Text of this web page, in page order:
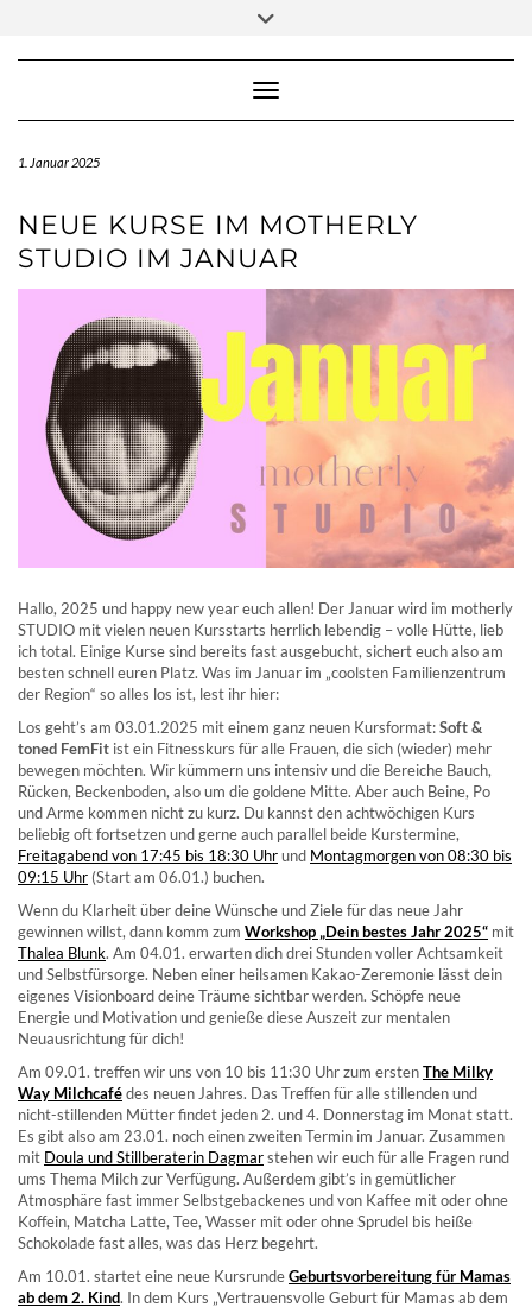
Toggle Navigation
1. Januar 2025
NEUE KURSE IM MOTHERLY
STUDIO IM JANUAR
Hallo, 2025 und happy new year euch allen! Der Januar wird im motherly
STUDIO mit vielen neuen Kursstarts herrlich lebendig – volle Hütte, lieb
ich total. Einige Kurse sind bereits fast ausgebucht, sichert euch also am
besten schnell euren Platz. Was im Januar im „coolsten Familienzentrum
der Region“ so alles los ist, lest ihr hier:
Los geht’s am 03.01.2025 mit einem ganz neuen Kursformat:Soft &
toned FemFit ist ein Fitnesskurs für alle Frauen, die sich (wieder) mehr
bewegen möchten. Wir kümmern uns intensiv und die Bereiche Bauch,
Rücken, Beckenboden, also um die goldene Mitte. Aber auch Beine, Po
und Arme kommen nicht zu kurz. Du kannst den achtwöchigen Kurs
beliebig oft fortsetzen und gerne auch parallel beide Kurstermine,
Freitagabend von 17:45 bis 18:30 Uhrund Montagmorgen von 08:30 bis
09:15 Uhr (Start am 06.01.) buchen.
Wenn du Klarheit über deine Wünsche und Ziele für das neue Jahr
gewinnen willst, dann komm zum Workshop „Dein bestes Jahr 2025“ mit
Thalea Blunk. Am 04.01. erwarten dich drei Stunden voller Achtsamkeit
und Selbstfürsorge. Neben einer heilsamen Kakao-Zeremonie lässt dein
eigenes Visionboard deine Träume sichtbar werden. Schöpfe neue
Energie und Motivation und genieße diese Auszeit zur mentalen
Neuausrichtung für dich!
Am 09.01. treffen wir uns von 10 bis 11:30 Uhr zum erstenThe Milky
Way Milchcafédes neuen Jahres. Das Treffen für alle stillenden und
nicht-stillenden Mütter findet jeden 2. und 4. Donnerstag im Monat statt.
Es gibt also am 23.01. noch einen zweiten Termin im Januar. Zusammen
mit Doula und Stillberaterin Dagmarstehen wir euch für alle Fragen rund
ums Thema Milch zur Verfügung. Außerdem gibt’s in gemütlicher
Atmosphäre fast immer Selbstgebackenes und von Kaffee mit oder ohne
Koffein, Matcha Latte, Tee, Wasser mit oder ohne Sprudel bis heiße
Schokolade fast alles, was das Herz begehrt.
Am 10.01. startet eine neue KursrundeGeburtsvorbereitung für Mamas
ab dem 2. Kind. In dem Kurs „Vertrauensvolle Geburt für Mamas ab dem